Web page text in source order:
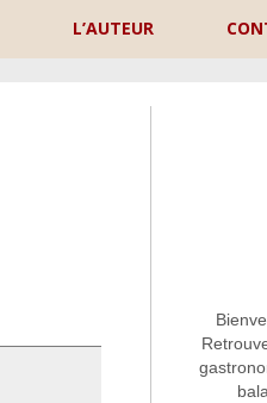
L’AUTEUR
Commentaire ou